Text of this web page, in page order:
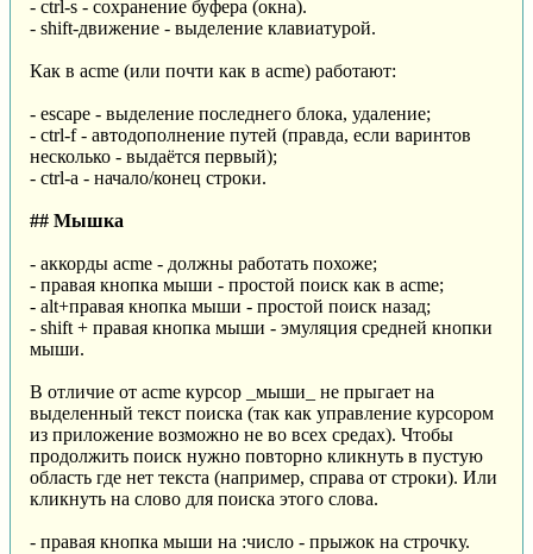
- ctrl-s - сохранение буфера (окна).
- shift-движение - выделение клавиатурой.
Как в acme (или почти как в acme) работают:
- escape - выделение последнего блока, удаление;
- ctrl-f - автодополнение путей (правда, если варинтов
несколько - выдаётся первый);
- ctrl-a - начало/конец строки.
## Мышка
- аккорды acme - должны работать похоже;
- правая кнопка мыши - простой поиск как в acme;
- alt+правая кнопка мыши - простой поиск назад;
- shift + правая кнопка мыши - эмуляция средней кнопки
мыши.
В отличие от acme курсор _мыши_ не прыгает на
выделенный текст поиска (так как управление курсором
из приложение возможно не во всех средах). Чтобы
продолжить поиск нужно повторно кликнуть в пустую
область где нет текста (например, справа от строки). Или
кликнуть на слово для поиска этого слова.
- правая кнопка мыши на :число - прыжок на строчку.